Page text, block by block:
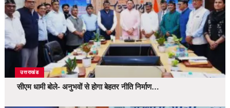
उत्तराखंड
सीएम धामी बोले- अनुभवों से होगा बेहतर नीति निर्माण…